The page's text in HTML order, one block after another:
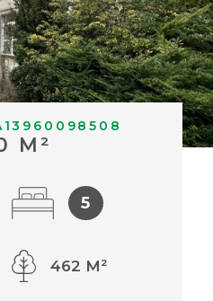
ACHETER À
ACTUALITÉS
M²
5
462 M²
Piscine